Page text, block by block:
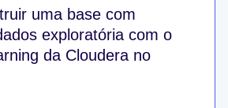
uma base com
exploratória com o
da Cloudera no